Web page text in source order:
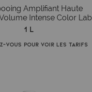
Amplifiant Haute
Intense Color Lab
1 L
vous pour voir les tarifs